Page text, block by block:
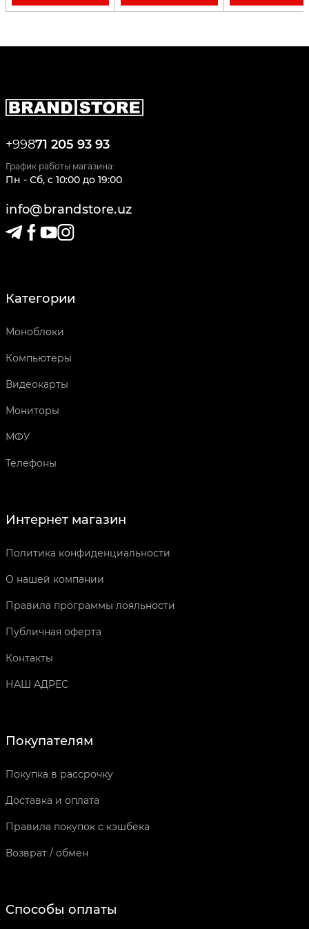
+99871 205 93 93
График работы магазина:
Пн - Сб, c 10:00 до 19:00
info@brandstore.uz
Категории
Моноблоки
Компьютеры
Видеокарты
Мониторы
МФУ
Телефоны
Интернет магазин
Политика конфиденциальности
О нашей компании
Правила программы лояльности
Публичная оферта
Контакты
НАШ АДРЕС
Покупателям
Покупка в рассрочку
Доставка и оплата
Правила покупок с кэшбека
Возврат / обмен
Способы оплаты